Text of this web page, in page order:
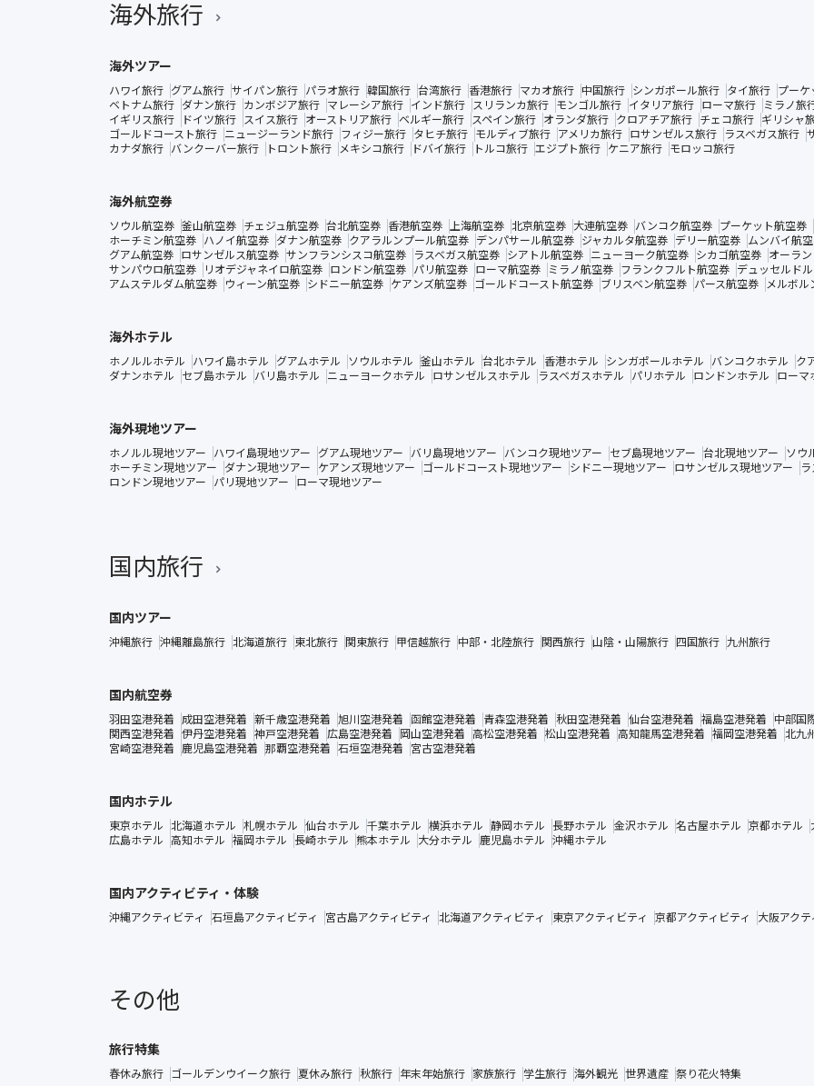
海外旅行
海外ツアー
ハワイ旅行 グアム旅行 サイパン旅行 パラオ旅行 韓国旅行 台湾旅行 香港旅行 マカオ旅行 中国旅行 シンガポール旅行 タイ旅行 プーケ
ベトナム旅行
ダナン旅行 カンボジア旅行 マレーシア旅行 インド旅行 スリランカ旅行 モンゴル旅行 イタリア旅行 ローマ旅行 ミラノ旅
イギリス旅行
ドイツ旅行 スイス旅行 オーストリア旅行 ベルギー旅行 スペイン旅行 オランダ旅行 クロアチア旅行 チェコ旅行 ギリシャ
ゴールドコースト旅行
ニュージーランド旅行 フィジー旅行 タヒチ旅行 モルディブ旅行 アメリカ旅行 ロサンゼルス旅行 ラスベガス旅行
カナダ旅行
バンクーバー旅行 トロント旅行 メキシコ旅行 ドバイ旅行 トルコ旅行 エジプト旅行 ケニア旅行 モロッコ旅行
海外航空券
ソウル航空券 釜山航空券 チェジュ航空券 台北航空券 香港航空券 上海航空券 北京航空券 大連航空券 バンコク航空券 プーケット航空券
ホーチミン航空券
ハノイ航空券 ダナン航空券 クアラルンプール航空券 デンパサール航空券 ジャカルタ航空券 デリー航空券 ムンバイ航
グアム航空券
ロサンゼルス航空券 サンフランシスコ航空券 ラスベガス航空券 シアトル航空券 ニューヨーク航空券 シカゴ航空券 オーラ
サンパウロ航空券
リオデジャネイロ航空券 ロンドン航空券 パリ航空券 ローマ航空券 ミラノ航空券 フランクフルト航空券 デュッセルド
アムステルダム航空券
ウィーン航空券 シドニー航空券 ケアンズ航空券 ゴールドコースト航空券 ブリスベン航空券 パース航空券 メルボル
海外ホテル
ホノルルホテル ハワイ島ホテル グアムホテル ソウルホテル 釜山ホテル 台北ホテル 香港ホテル シンガポールホテル バンコクホテル ク
ダナンホテル
セブ島ホテル バリ島ホテル ニューヨークホテル ロサンゼルスホテル ラスベガスホテル パリホテル ロンドンホテル ローマ
海外現地ツアー
ホノルル現地ツアー ハワイ島現地ツアー グアム現地ツアー バリ島現地ツアー バンコク現地ツアー セブ島現地ツアー 台北現地ツアー ソウ
ホーチミン現地ツアー
ダナン現地ツアー ケアンズ現地ツアー ゴールドコースト現地ツアー シドニー現地ツアー ロサンゼルス現地ツアー
ロンドン現地ツアー
パリ現地ツアー ローマ現地ツアー
国内旅行
国内ツアー
沖縄旅行 沖縄離島旅行 北海道旅行 東北旅行 関東旅行 甲信越旅行 中部・北陸旅行 関西旅行 山陰・山陽旅行 四国旅行 九州旅行
国内航空券
羽田空港発着 成田空港発着 新千歳空港発着 旭川空港発着 函館空港発着 青森空港発着 秋田空港発着 仙台空港発着 福島空港発着 中部国
関西空港発着
伊丹空港発着 神戸空港発着 広島空港発着 岡山空港発着 高松空港発着 松山空港発着 高知龍馬空港発着 福岡空港発着 北九
宮崎空港発着
鹿児島空港発着 那覇空港発着 石垣空港発着 宮古空港発着
国内ホテル
東京ホテル 北海道ホテル 札幌ホテル 仙台ホテル 千葉ホテル 横浜ホテル 静岡ホテル 長野ホテル 金沢ホテル 名古屋ホテル 京都ホテル
広島ホテル
高知ホテル 福岡ホテル 長崎ホテル 熊本ホテル 大分ホテル 鹿児島ホテル 沖縄ホテル
国内アクティビティ・体験
沖縄アクティビティ 石垣島アクティビティ 宮古島アクティビティ 北海道アクティビティ 東京アクティビティ 京都アクティビティ 大阪アクテ
その他
旅行特集
春休み旅行 ゴールデンウイーク旅行 夏休み旅行 秋旅行 年末年始旅行 家族旅行 学生旅行 海外観光 世界遺産 祭り花火特集